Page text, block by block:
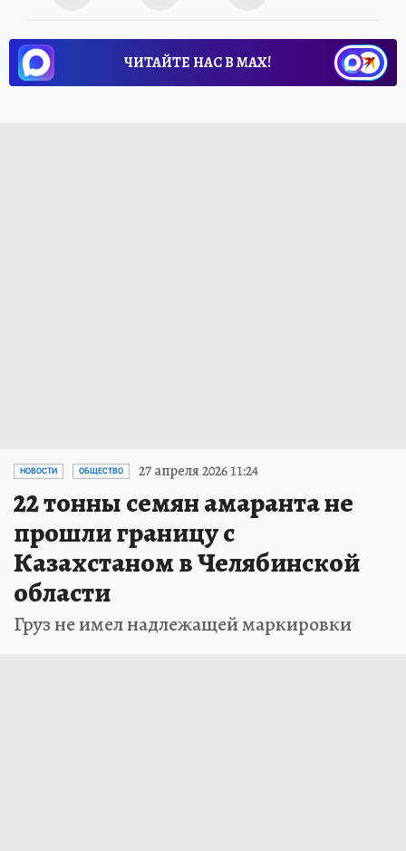
ЧИТАЙТЕ НАС В МАХ!
НОВОСТИ ОБЩЕСТВО 27 апреля 2026 11:24
22 тонны семян амаранта не
прошли границу с
Казахстаном в Челябинской
области
Груз не имел надлежащей маркировки